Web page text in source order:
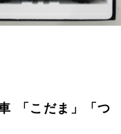
「こだま」「つ